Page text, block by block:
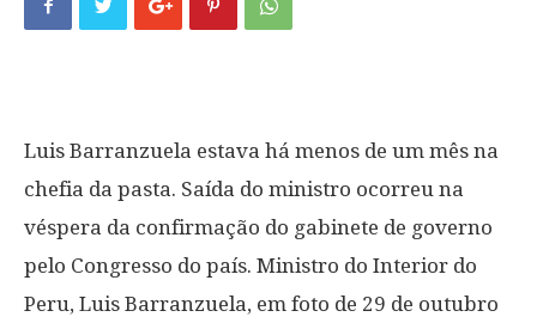
Luis Barranzuela estava há menos de um mês na
chefia da pasta. Saída do ministro ocorreu na
véspera da confirmação do gabinete de governo
pelo Congresso do país. Ministro do Interior do
Peru, Luis Barranzuela, em foto de 29 de outubro